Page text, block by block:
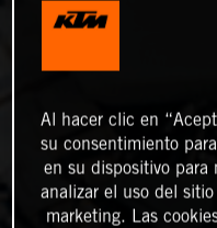
Al hacer clic en
su consentimiento
en su dispositivo para
analizar el uso del
marketing. Las